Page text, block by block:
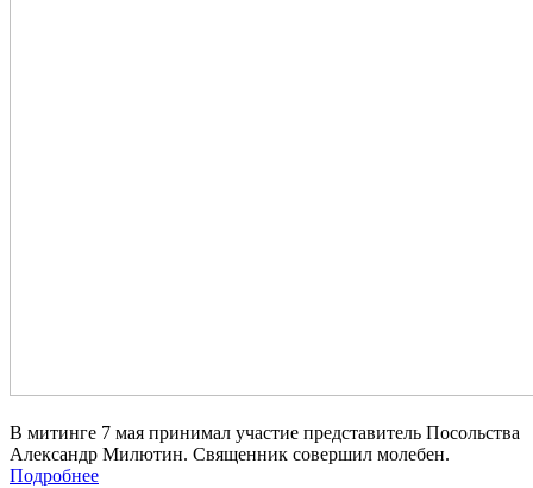
В митинге 7 мая принимал участие представитель Посольства
Александр Милютин. Священник совершил молебен.
Подробнее